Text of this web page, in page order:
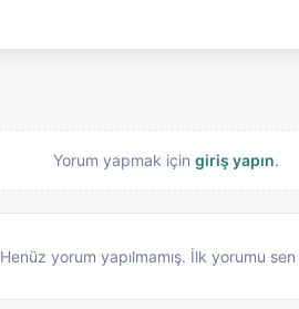
Yorum yapmak için giriş yapın.
Henüz yorum yapılmamış. İlk yorumu